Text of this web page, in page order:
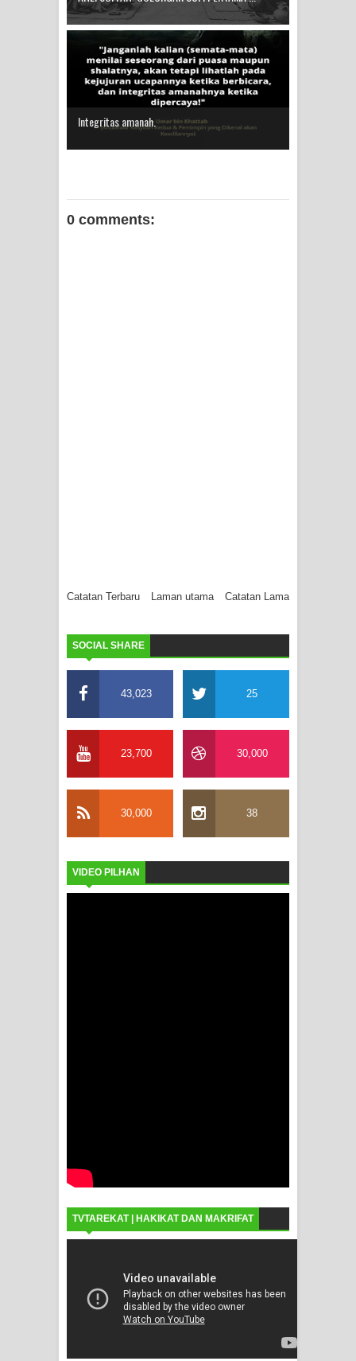
Integritas amanah.
0 comments:
Catatan Terbaru Catatan Lama
Laman utama
SOCIAL SHARE
43,023 25
23,700 30,000
30,000 38
VIDEO PILHAN
TVTAREKAT | HAKIKAT DAN MAKRIFAT